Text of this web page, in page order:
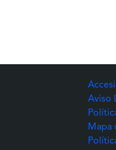
Aviso
Mapa